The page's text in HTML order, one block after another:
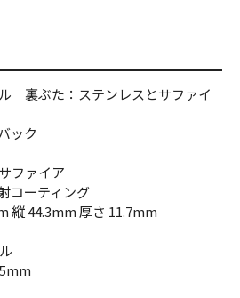
裏ぶた：ステンレスとサファイ
ック
ファイア
コーティング
縦 44.3mm 厚さ 11.7mm